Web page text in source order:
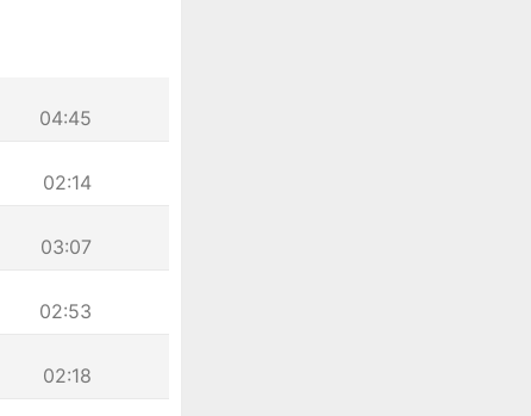
04:45
02:14
03:07
02:53
02:18